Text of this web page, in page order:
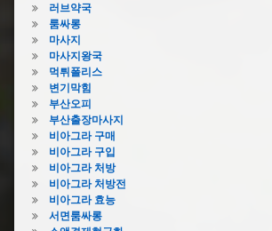
하
수
구
막
힘
뚫
기
하
수
구
막
욕
실
하
수
구
막
힘
비
용
욕
실
하
수
러브약국
룸싸롱
마사지
마사지왕국
먹튀폴리스
변기막힘
부산오피
부산출장마사지
비아그라 구매
비아그라 구입
비아그라 처방
비아그라 처방전
비아그라 효능
서면룸싸롱